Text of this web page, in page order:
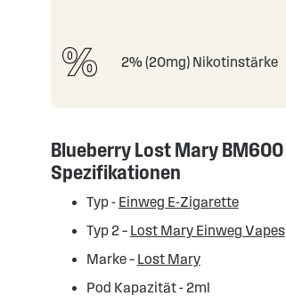
2% (20mg) Nikotinstärke
Blueberry Lost Mary BM600
Spezifikationen
Typ - Einweg E-Zigarette
Typ 2 – Lost Mary Einweg Vapes
Marke – Lost Mary
Pod Kapazität - 2ml